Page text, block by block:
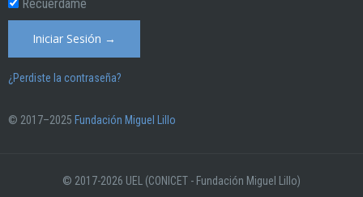
Recuérdame
¿Perdiste la contraseña?
© 2017–2025 Fundación Miguel Lillo
© 2017-2026 UEL (CONICET - Fundación Miguel Lillo)